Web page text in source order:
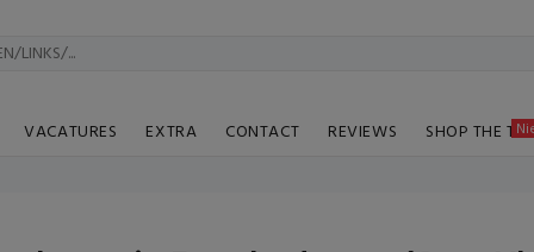
VACATURES EXTRA CONTACT REVIEWS SHOP THE